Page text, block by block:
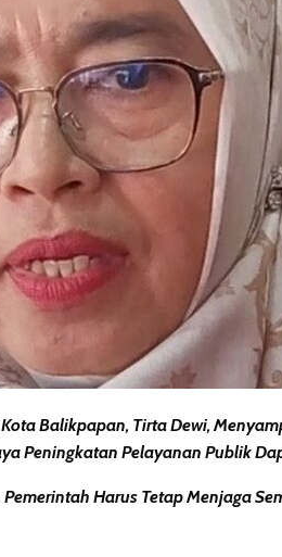
Balikpapan, Tirta Dewi,
Peningkatan Pelayanan Publik
Harus Tetap Menjaga